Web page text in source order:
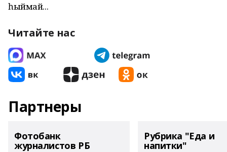
һыймай...
Читайте нас
Партнеры
Фотобанк
журналистов РБ
Рубрика "Еда и
напитки"